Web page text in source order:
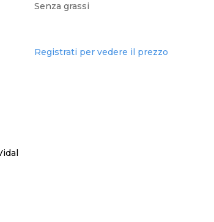
Senza grassi
Registrati per vedere il prezzo